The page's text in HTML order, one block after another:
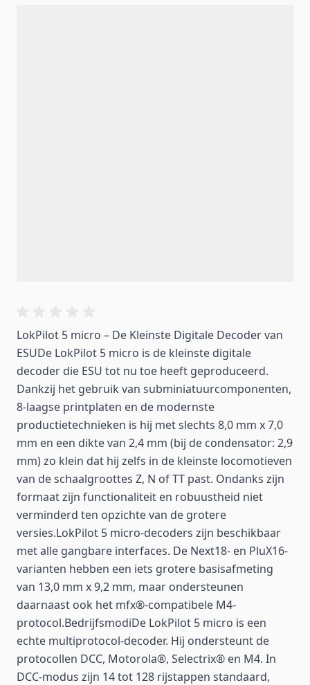
LokPilot 5 micro – De Kleinste Digitale Decoder van
ESUDe LokPilot 5 micro is de kleinste digitale
decoder die ESU tot nu toe heeft geproduceerd.
Dankzij het gebruik van subminiatuurcomponenten,
8-laagse printplaten en de modernste
productietechnieken is hij met slechts 8,0 mm x 7,0
mm en een dikte van 2,4 mm (bij de condensator: 2,9
mm) zo klein dat hij zelfs in de kleinste locomotieven
van de schaalgroottes Z, N of TT past. Ondanks zijn
formaat zijn functionaliteit en robuustheid niet
verminderd ten opzichte van de grotere
versies.LokPilot 5 micro-decoders zijn beschikbaar
met alle gangbare interfaces. De Next18- en PluX16-
varianten hebben een iets grotere basisafmeting
van 13,0 mm x 9,2 mm, maar ondersteunen
daarnaast ook het mfx®-compatibele M4-
protocol.BedrijfsmodiDe LokPilot 5 micro is een
echte multiprotocol-decoder. Hij ondersteunt de
protocollen DCC, Motorola®, Selectrix® en M4. In
DCC-modus zijn 14 tot 128 rijstappen standaard,